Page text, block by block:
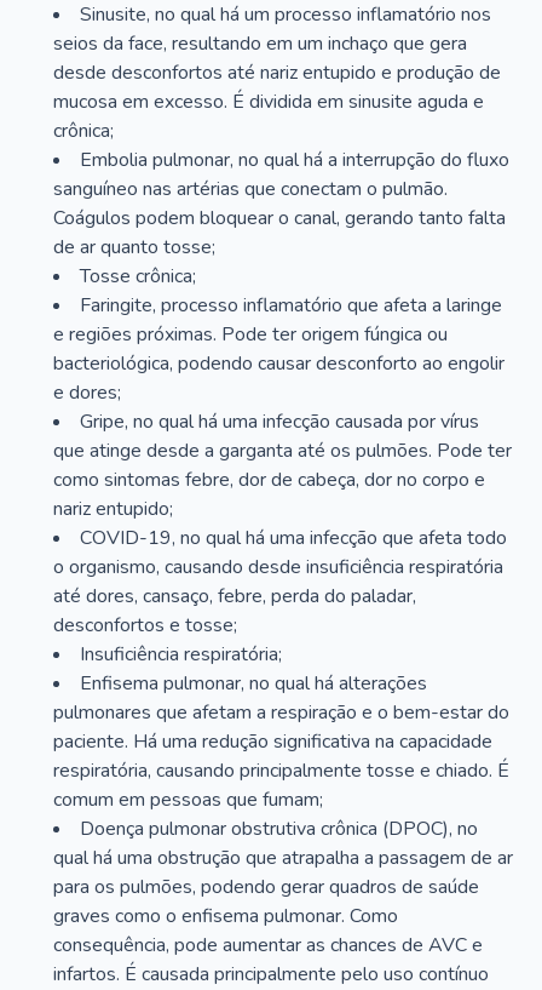
Sinusite, no qual há um processo inflamatório nos
seios da face, resultando em um inchaço que gera
desde desconfortos até nariz entupido e produção de
mucosa em excesso. É dividida em sinusite aguda e
crônica;
Embolia pulmonar, no qual há a interrupção do fluxo
sanguíneo nas artérias que conectam o pulmão.
Coágulos podem bloquear o canal, gerando tanto falta
de ar quanto tosse;
Tosse crônica;
Faringite, processo inflamatório que afeta a laringe
e regiões próximas. Pode ter origem fúngica ou
bacteriológica, podendo causar desconforto ao engolir
e dores;
Gripe, no qual há uma infecção causada por vírus
que atinge desde a garganta até os pulmões. Pode ter
como sintomas febre, dor de cabeça, dor no corpo e
nariz entupido;
COVID-19, no qual há uma infecção que afeta todo
o organismo, causando desde insuficiência respiratória
até dores, cansaço, febre, perda do paladar,
desconfortos e tosse;
Insuficiência respiratória;
Enfisema pulmonar, no qual há alterações
pulmonares que afetam a respiração e o bem-estar do
paciente. Há uma redução significativa na capacidade
respiratória, causando principalmente tosse e chiado. É
comum em pessoas que fumam;
Doença pulmonar obstrutiva crônica (DPOC), no
qual há uma obstrução que atrapalha a passagem de ar
para os pulmões, podendo gerar quadros de saúde
graves como o enfisema pulmonar. Como
consequência, pode aumentar as chances de AVC e
infartos. É causada principalmente pelo uso contínuo